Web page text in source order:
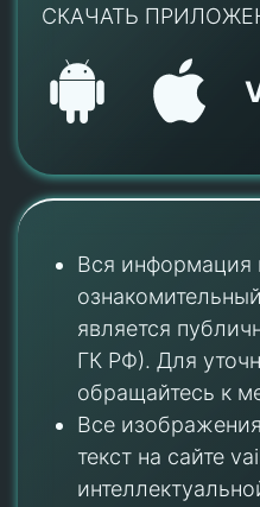
СКАЧАТЬ
Вся информация
является
ГК РФ). Для
обращайтесь к
Все
текст на сайте